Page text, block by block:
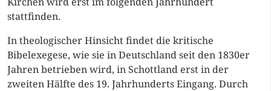
stattfinden.
In theologischer Hinsicht findet die kritische
Bibelexegese, wie sie in Deutschland seit den 1830er
Jahren betrieben wird, in Schottland erst in der
zweiten Hälfte des 19. Jahrhunderts Eingang. Durch